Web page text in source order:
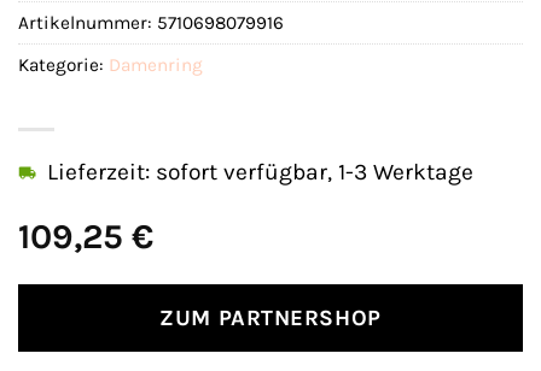
109,25 €
Lieferzeit: sofort verfügbar, 1-3 Werktage
ZUM PARTNERSHOP
Artikelnummer: 5710698079916
Kategorie: Damenring